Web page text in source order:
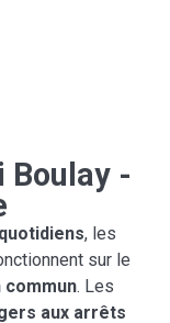
Boulay -
, les
sur le
. Les
aux arrêts